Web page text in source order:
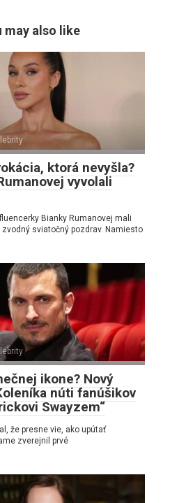
may also like
ktorá nevyšla?
vyvolali
Bianky Rumanovej mali
sviatočný pozdrav. Namiesto
ikone? Nový
núti fanúšikov
Swayzem“
že presne vie, ako upútať
zverejnil prvé